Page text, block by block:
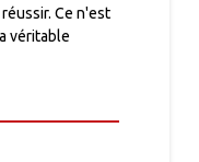
Ce n'est
véritable